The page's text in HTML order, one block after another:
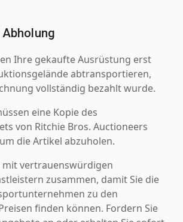
Ihre gekaufte Ausrüstung erst
abtransportieren,
vollständig bezahlt wurde.
eine Kopie des
von Ritchie Bros. Auctioneers
die Artikel abzuholen.
vertrauenswürdigen
zusammen, damit Sie die
zu den
finden können. Fordern Sie